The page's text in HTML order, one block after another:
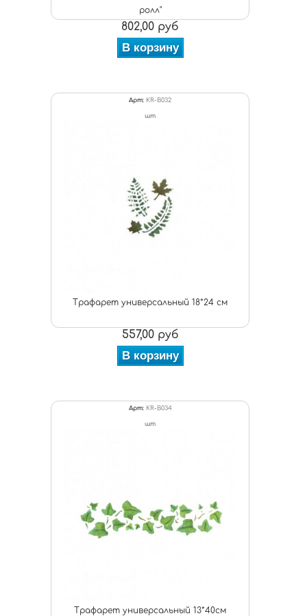
ролл"
802,00 руб
В корзину
Арт: KR-B032
шт
Трафарет универсальный 18*24 см
557,00 руб
В корзину
Арт: KR-B034
шт
Трафарет универсальный 13*40см